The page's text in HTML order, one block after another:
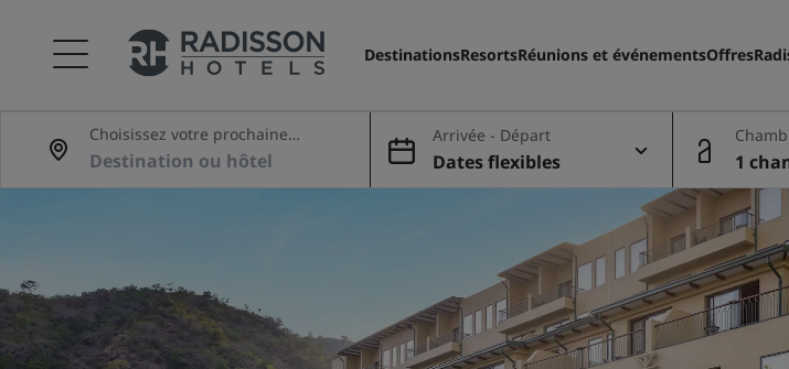
DestinationsResortsRéunions et événementsOffres
Choisissez votre prochaine
aventure
Arrivée - Départ
Dates flexibles
s
1
s